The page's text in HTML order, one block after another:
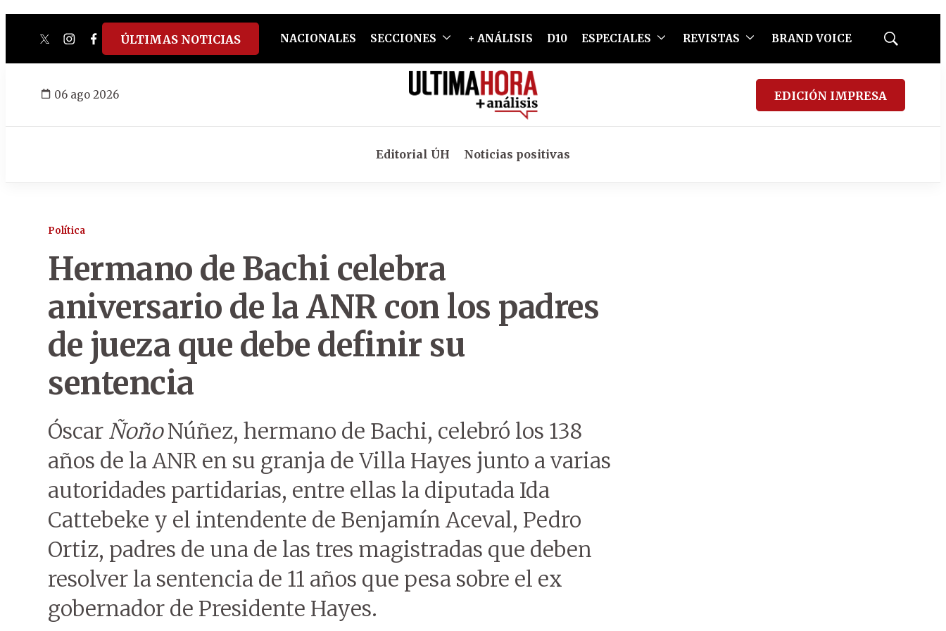
twitterinstagram
facebook
tiktokyoutube
spotify
ÚLTIMAS NOTICIAS NACIONALES SECCIONES + ANÁLISIS D10 ESPECIALES REVISTAS BRAND VOICE
Mostrar
06 ago 2026 EDICIÓN IMPRESA
Editorial ÚH Noticias positivas
Política
Hermano de Bachi celebra
aniversario de la ANR con los padres
de jueza que debe definir su
sentencia
Óscar ÑoñoNúñez, hermano de Bachi, celebró los 138
años de la ANR en su granja de Villa Hayes junto a varias
autoridades partidarias, entre ellas la diputada Ida
Cattebeke y el intendente de Benjamín Aceval, Pedro
Ortiz, padres de una de las tres magistradas que deben
resolver la sentencia de 11 años que pesa sobre el ex
gobernador de Presidente Hayes.